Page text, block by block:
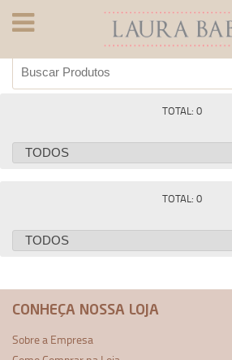
TOTAL: 0
TOTAL: 0
CONHEÇA NOSSA LOJA
Sobre a Empresa